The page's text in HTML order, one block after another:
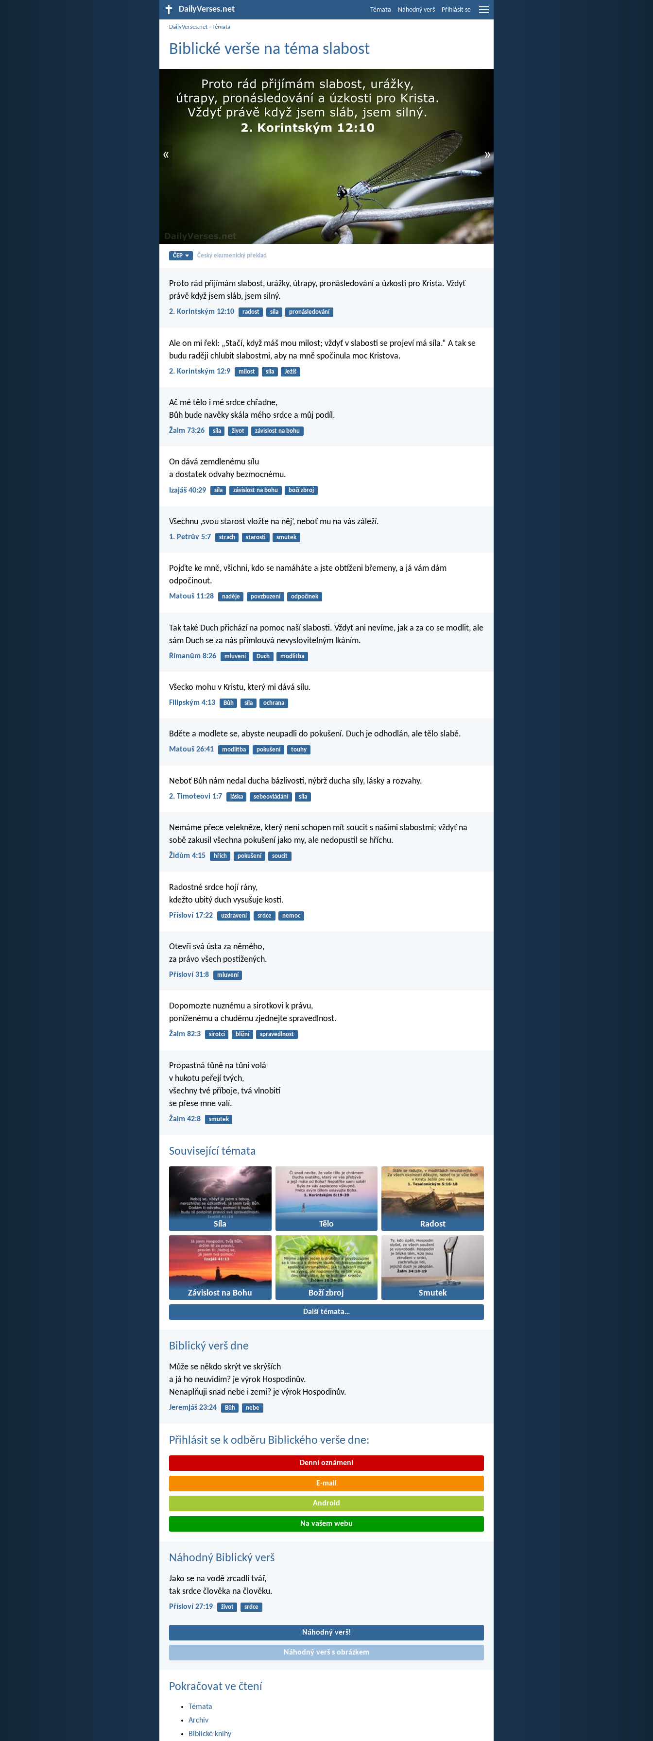
DailyVerses.net Témata Náhodný verš Přihlásit se
DailyVerses.net ›Témata
Biblické verše na téma slabost
« »
ČEP Český ekumenický překlad
Proto rád přijímám slabost, urážky, útrapy, pronásledování a úzkosti pro Krista. Vždyť
právě když jsem sláb, jsem silný.
2. Korintským 12:10 radost síla pronásledování
Ale on mi řekl: „Stačí, když máš mou milost; vždyť v slabosti se projeví má síla.“ A tak se
budu raději chlubit slabostmi, aby na mně spočinula moc Kristova.
2. Korintským 12:9 milost síla Ježíš
Ač mé tělo i mé srdce chřadne,
Bůh bude navěky skála mého srdce a můj podíl.
Žalm 73:26 síla život závislost na bohu
On dává zemdlenému sílu
a dostatek odvahy bezmocnému.
Izajáš 40:29 síla závislost na bohu boží zbroj
Všechnu ‚svou starost vložte na něj‘, neboť mu na vás záleží.
1. Petrův 5:7 strach starosti smutek
Pojďte ke mně, všichni, kdo se namáháte a jste obtíženi břemeny, a já vám dám
odpočinout.
Matouš 11:28 naděje povzbuzení odpočinek
Tak také Duch přichází na pomoc naší slabosti. Vždyť ani nevíme, jak a za co se modlit, ale
sám Duch se za nás přimlouvá nevyslovitelným lkáním.
Římanům 8:26 mluvení Duch modlitba
Všecko mohu v Kristu, který mi dává sílu.
Filipským 4:13 Bůh síla ochrana
Bděte a modlete se, abyste neupadli do pokušení. Duch je odhodlán, ale tělo slabé.
Matouš 26:41 modlitba pokušení touhy
Neboť Bůh nám nedal ducha bázlivosti, nýbrž ducha síly, lásky a rozvahy.
2. Timoteovi 1:7 láska sebeovládání síla
Nemáme přece velekněze, který není schopen mít soucit s našimi slabostmi; vždyť na
sobě zakusil všechna pokušení jako my, ale nedopustil se hříchu.
Židům 4:15 hřích pokušení soucit
Radostné srdce hojí rány,
kdežto ubitý duch vysušuje kosti.
Přísloví 17:22 uzdravení srdce nemoc
Otevři svá ústa za němého,
za právo všech postižených.
Přísloví 31:8 mluvení
Dopomozte nuznému a sirotkovi k právu,
poníženému a chudému zjednejte spravedlnost.
Žalm 82:3 sirotci bližní spravedlnost
Propastná tůně na tůni volá
v hukotu peřejí tvých,
všechny tvé příboje, tvá vlnobití
se přese mne valí.
Žalm 42:8 smutek
Související témata
Síla Tělo Radost
Závislost na Bohu Boží zbroj Smutek
Další témata…
Biblický verš dne
Může se někdo skrýt ve skrýších
a já ho neuvidím? je výrok Hospodinův.
Nenaplňuji snad nebe i zemi? je výrok Hospodinův.
Jeremjáš 23:24 Bůh nebe
Přihlásit se k odběru Biblického verše dne:
Denní oznámení
E-mail
Android
Na vašem webu
Náhodný Biblický verš
Jako se na vodě zrcadlí tvář,
tak srdce člověka na člověku.
Přísloví 27:19 život srdce
Náhodný verš!
Náhodný verš s obrázkem
Pokračovat ve čtení
Témata
Archiv
Biblické knihy